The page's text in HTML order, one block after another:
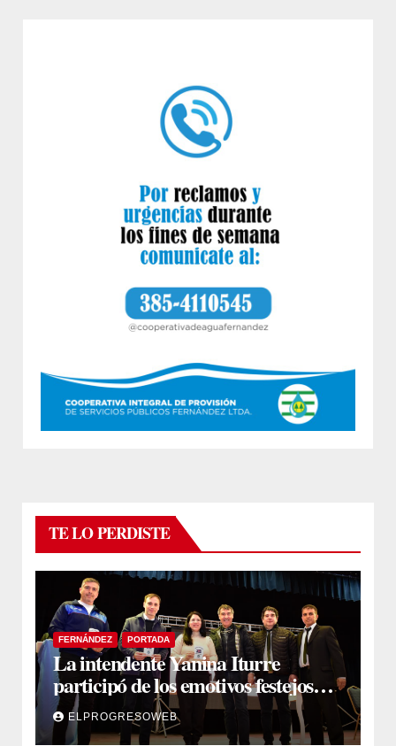
TE LO PERDISTE
FERNÁNDEZ PORTADA
La intendente Yanina Iturre
participó de los emotivos festejos
por el Aniversario del Taekwon-Do
en Fernández
ELPROGRESOWEB